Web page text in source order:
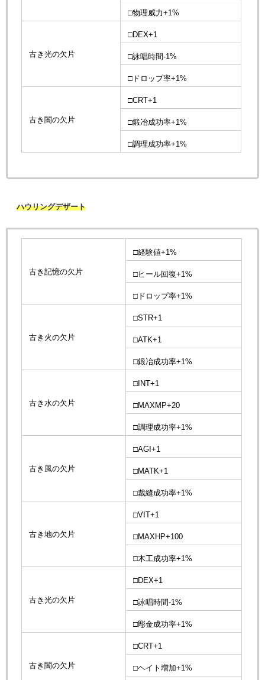
□物理威力+1%
古き光の欠片
□DEX+1
□詠唱時間-1%
□ドロップ率+1%
古き闇の欠片
□CRT+1
□鍛冶成功率+1%
□調理成功率+1%
ハウリングデザート
古き記憶の欠片
□経験値+1%
□ヒール回復+1%
□ドロップ率+1%
古き火の欠片
□STR+1
□ATK+1
□鍛冶成功率+1%
古き水の欠片
□INT+1
□MAXMP+20
□調理成功率+1%
古き風の欠片
□AGI+1
□MATK+1
□裁縫成功率+1%
古き地の欠片
□VIT+1
□MAXHP+100
□木工成功率+1%
古き光の欠片
□DEX+1
□詠唱時間-1%
□彫金成功率+1%
古き闇の欠片
□CRT+1
□ヘイト増加+1%